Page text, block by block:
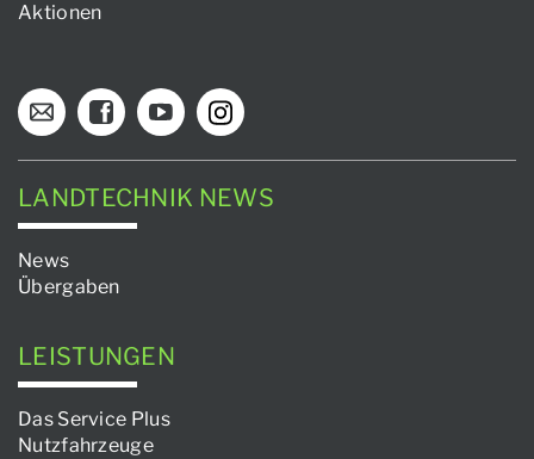
Aktionen
LANDTECHNIK NEWS
News
Übergaben
LEISTUNGEN
Das Service Plus
Nutzfahrzeuge